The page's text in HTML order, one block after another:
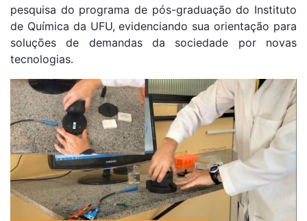
pesquisa do programa de pós-graduação do Instituto
de Química da UFU, evidenciando sua orientação para
soluções de demandas da sociedade por novas
tecnologias.